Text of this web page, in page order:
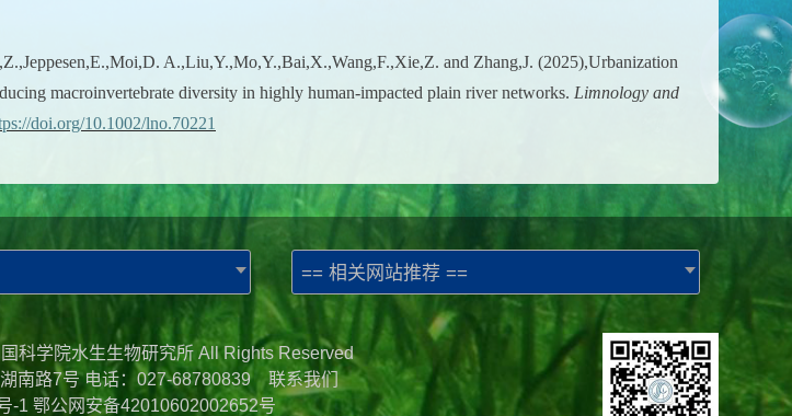
A.,Liu,Y.,Mo,Y.,Bai,X.,Wang,F.,Xie,Z. and Zhang,J. (2025),Urbanization
macroinvertebrate diversity in highly human-impacted plain river networks. Limnology and
doi.org/10.1002/lno.70221
== 相关网站推荐 ==
科学院水生生物研究所 All Rights Reserved
南路7号 电话：027-68780839 联系我们
-1 鄂公网安备42010602002652号